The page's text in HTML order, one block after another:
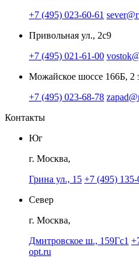
+7 (495) 023-60-61
Привольная ул., 2с9
+7 (495) 021-61-00
Можайское шоссе 166Б, 2
+7 (495) 023-68-78
Контакты
Юг
г. Москва,
Грина ул., 15 +7 (495)
Север
г. Москва,
Дмитровское ш., 159Гс1
opt.ru